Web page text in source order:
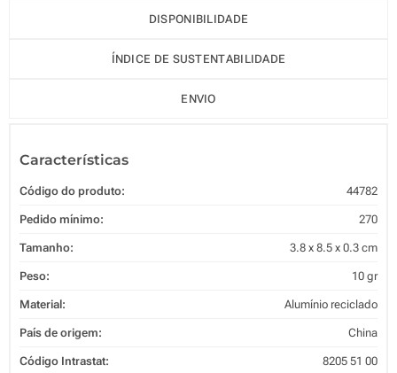
DISPONIBILIDADE
ÍNDICE DE SUSTENTABILIDADE
ENVIO
Características
Código do produto: 44782
Pedido mínimo: 270
Tamanho: 3.8 x 8.5 x 0.3 cm
Peso: 10 gr
Material: Alumínio reciclado
País de origem: China
Código Intrastat: 8205 51 00